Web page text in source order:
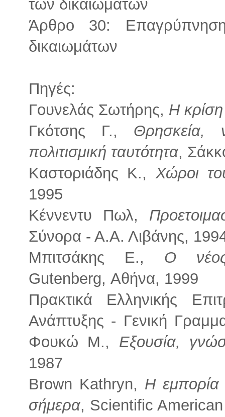
των δικαιωμάτων
Άρθρο 30:
δικαιωμάτων
Πηγές:
Γουνελάς Σωτήρης, Η κρίση
Γκότσης Γ., Θρησκεία,
πολιτισμική ταυτότητα,
Καστοριάδης Κ., Χώροι
1995
Κέννεντυ Πωλ,
Σύνορα - Α.Α. Λιβάνης,
Μπιτσάκης Ε., Ο νέος
Gutenberg, Αθήνα, 1999
Πρακτικά Ελληνικής
Ανάπτυξης - Γενική
Φουκώ Μ., Εξουσία,
1987
Brown Kathryn, Η εμπορία
σήμερα, Scientific